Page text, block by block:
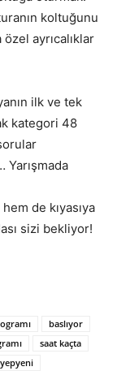
koltuğunu
ayrıcalıklar
ilk ve tek
kategori 48
Yarışmada
de kıyasıya
sizi bekliyor!
baslıyor
saat kaçta
yepyeni